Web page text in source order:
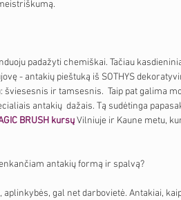
padažyti chemiškai. Tačiau
- antakių pieštuką iš SOTHYS
šviesesnis ir tamsesnis.  Taip pat galima
antakių  dažais. Tą sudėtinga
BRUSH kursų Vilniuje ir Kaune metu,
antakių formą ir spalvą?
gal net darbovietė. Antakiai,